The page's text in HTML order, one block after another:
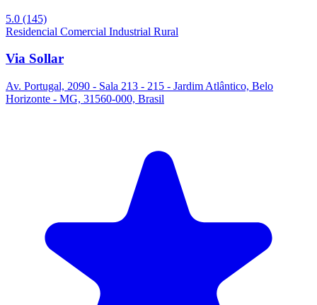
5.0 (145)
Residencial Comercial Industrial Rural
Via Sollar
Av. Portugal, 2090 - Sala 213 - 215 - Jardim Atlântico, Belo
Horizonte - MG, 31560-000, Brasil